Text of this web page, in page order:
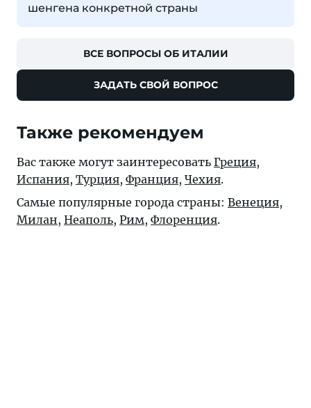
шенгена конкретной страны
ВСЕ ВОПРОСЫ ОБ ИТАЛИИ
ЗАДАТЬ СВОЙ ВОПРОС
Также рекомендуем
Вас также могут заинтересовать Греция,
Испания, Турция, Франция, Чехия.
Самые популярные города страны: Венеция,
Милан, Неаполь, Рим, Флоренция.